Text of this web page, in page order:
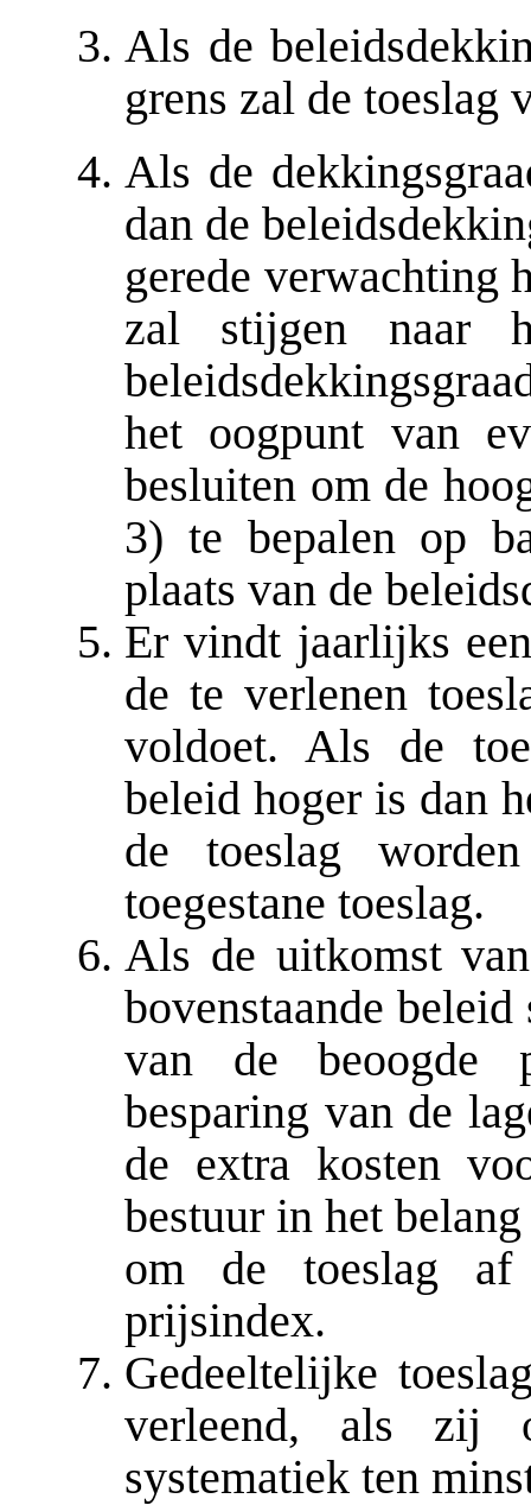
Als de
grens zal de toeslag
Als de
dan de
gerede verwachting
zal stijgen naar
het oogpunt van
besluiten om de
3) te bepalen op
plaats van de
Er vindt jaarlijks
de te verlenen
voldoet. Als de
beleid hoger is dan
de toeslag
toegestane toeslag.
Als de uitkomst
bovenstaande
van de beoogde
besparing van de
de extra kosten
bestuur in het
om de toeslag
prijsindex.
Gedeeltelijke
verleend, als zij
systematiek ten